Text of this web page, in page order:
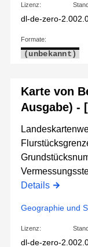
Lizenz:
dl-de-zero-2.0
Formate:
(unbekannt)
Karte von
Ausgabe) -
Details
Geographie und
Lizenz:
dl-de-zero-2.0